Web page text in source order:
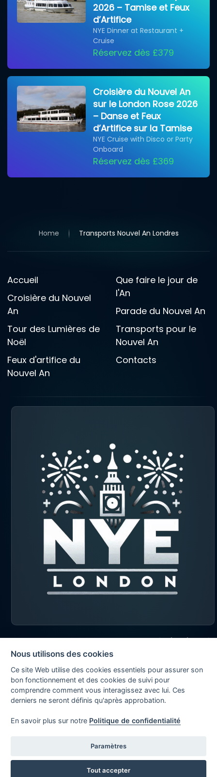
2026 – Tamise et Feux
d’Artifice
NYE Dinner at Restaurant +
Cruise
Réservez dès £379
Croisière du Nouvel An
sur le London Rose 2026
– Danse et Feux
d’Artifice sur la Tamise
NYE Cruise with Disco or Party
Onboard
Réservez dès £369
Home Transports Nouvel An Londres
Accueil
Croisière du Nouvel
An
Tour des Lumières de
Noël
Feux d'artifice du
Nouvel An
Que faire le jour de
l'An
Parade du Nouvel An
Transports pour le
Nouvel An
Contacts
2026 © Exapad Limited
All rights reserved
Nous utilisons des cookies
Ce site Web utilise des cookies essentiels pour assurer son
bon fonctionnement et des cookies de suivi pour
comprendre comment vous interagissez avec lui. Ces
derniers ne seront définis qu'après approbation.
En savoir plus sur notre Politique de confidentialité
Paramètres
Tout accepter